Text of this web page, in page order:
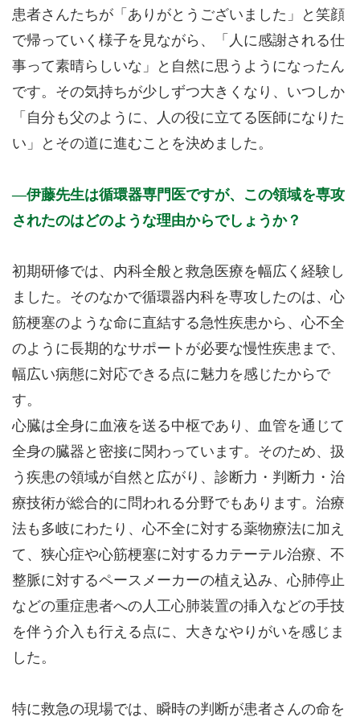
患者さんたちが「ありがとうございました」と笑顔
で帰っていく様子を見ながら、「人に感謝される仕
事って素晴らしいな」と自然に思うようになったん
です。その気持ちが少しずつ大きくなり、いつしか
「自分も父のように、人の役に立てる医師になりた
い」とその道に進むことを決めました。
伊藤先生は循環器専門医ですが、この領域を専攻
されたのはどのような理由からでしょうか？
初期研修では、内科全般と救急医療を幅広く経験し
ました。そのなかで循環器内科を専攻したのは、心
筋梗塞のような命に直結する急性疾患から、心不全
のように長期的なサポートが必要な慢性疾患まで、
幅広い病態に対応できる点に魅力を感じたからで
す。
心臓は全身に血液を送る中枢であり、血管を通じて
全身の臓器と密接に関わっています。そのため、扱
う疾患の領域が自然と広がり、診断力・判断力・治
療技術が総合的に問われる分野でもあります。治療
法も多岐にわたり、心不全に対する薬物療法に加え
て、狭心症や心筋梗塞に対するカテーテル治療、不
整脈に対するペースメーカーの植え込み、心肺停止
などの重症患者への人工心肺装置の挿入などの手技
を伴う介入も行える点に、大きなやりがいを感じま
した。
特に救急の現場では、瞬時の判断が患者さんの命を